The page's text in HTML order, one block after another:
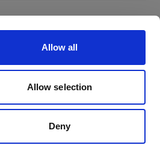
Allow all
Allow selection
Deny